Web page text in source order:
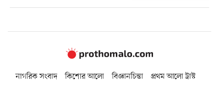
নাগরিক সংবাদ কিশোর আলো বিজ্ঞানচিন্তা
প্রথম আলো ট্রাস্ট